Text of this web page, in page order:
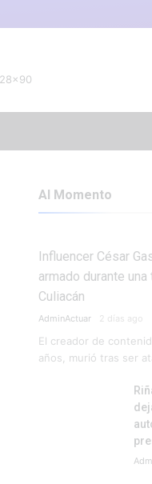
Al Momento
Influencer César
armado durante
Culiacán
AdminActuar 2 días ago
El creador de
años, murió tras ser